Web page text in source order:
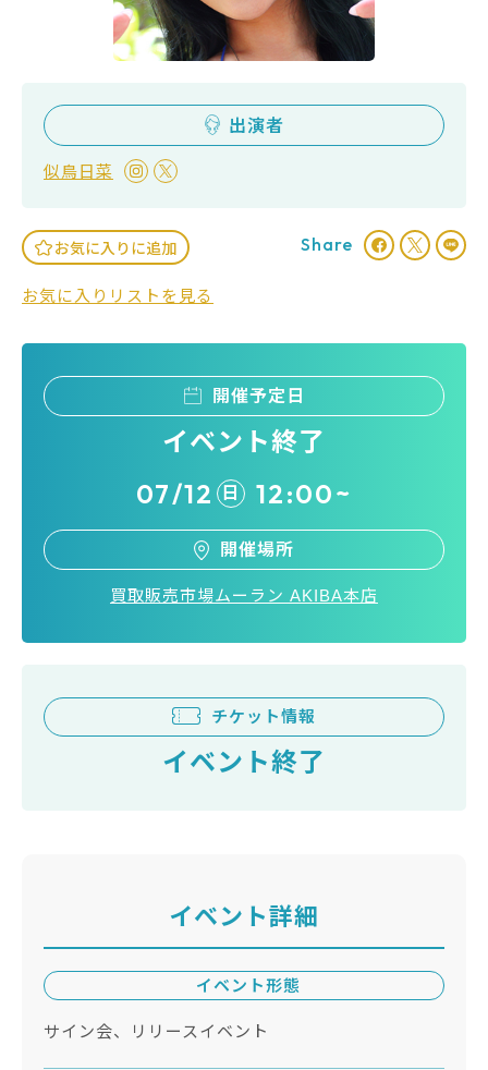
出演者
似鳥日菜
お気に入りに追加
お気に入りリストを見る
Share
開催予定日
イベント終了
07/12 日 12:00~
開催場所
買取販売市場ムーラン AKIBA本店
チケット情報
イベント終了
イベント詳細
イベント形態
サイン会、リリースイベント